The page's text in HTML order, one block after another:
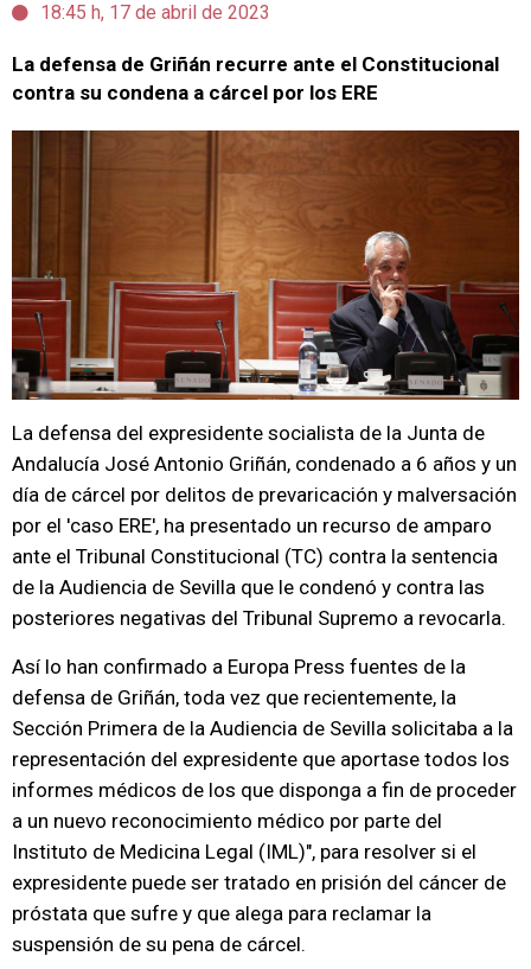
18:45 h, 17 de abril de 2023
La defensa de Griñán recurre ante el Constitucional
contra su condena a cárcel por los ERE
La defensa del expresidente socialista de la Junta de
Andalucía José Antonio Griñán, condenado a 6 años y un
día de cárcel por delitos de prevaricación y malversación
por el 'caso ERE', ha presentado un recurso de amparo
ante el Tribunal Constitucional (TC) contra la sentencia
de la Audiencia de Sevilla que le condenó y contra las
posteriores negativas del Tribunal Supremo a revocarla.
Así lo han confirmado a Europa Press fuentes de la
defensa de Griñán, toda vez que recientemente, la
Sección Primera de la Audiencia de Sevilla solicitaba a la
representación del expresidente que aportase todos los
informes médicos de los que disponga a fin de proceder
a un nuevo reconocimiento médico por parte del
Instituto de Medicina Legal (IML)", para resolver si el
expresidente puede ser tratado en prisión del cáncer de
próstata que sufre y que alega para reclamar la
suspensión de su pena de cárcel.